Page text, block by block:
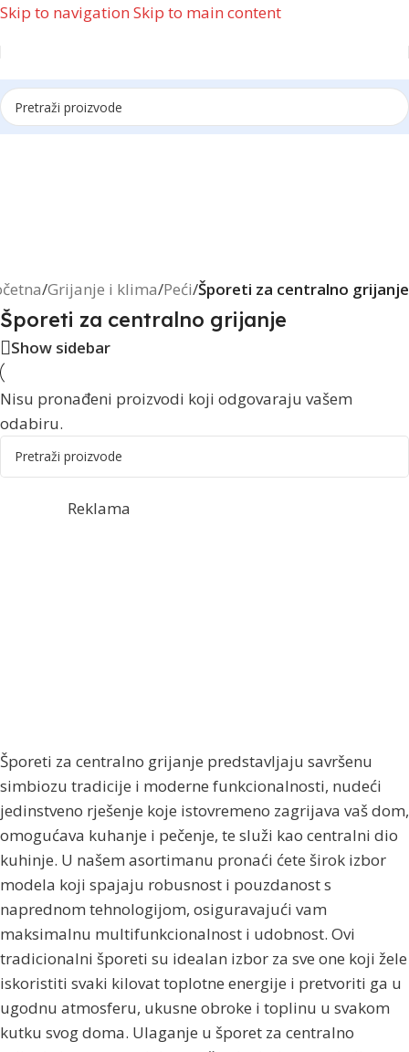
Skip to navigation Skip to main content
Reklama
/Grijanje i klima/Peći/Šporeti za centralno grijanje
Šporeti za centralno grijanje
Show sidebar
Nisu pronađeni proizvodi koji odgovaraju vašem
odabiru.
Reklama
Šporeti za centralno grijanje predstavljaju savršenu
simbiozu tradicije i moderne funkcionalnosti, nudeći
jedinstveno rješenje koje istovremeno zagrijava vaš dom,
omogućava kuhanje i pečenje, te služi kao centralni dio
kuhinje. U našem asortimanu pronaći ćete širok izbor
modela koji spajaju robusnost i pouzdanost s
naprednom tehnologijom, osiguravajući vam
maksimalnu multifunkcionalnost i udobnost. Ovi
tradicionalni šporeti su idealan izbor za sve one koji žele
iskoristiti svaki kilovat toplotne energije i pretvoriti ga u
ugodnu atmosferu, ukusne obroke i toplinu u svakom
kutku svog doma. Ulaganje u šporet za centralno